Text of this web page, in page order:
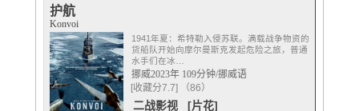
护航
Konvoi
1941年夏：希特勒入侵苏联。满载战争物资的
货船队开始向摩尔曼斯克发起危险之旅，普通
水手们在冰…
挪威2023年 109分钟/挪威语
[收藏分7.7] （86）
二战影视 [片花]